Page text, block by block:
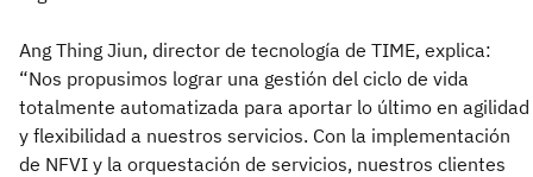
Ang Thing Jiun, director de tecnología de TIME, explica:
“Nos propusimos lograr una gestión del ciclo de vida
totalmente automatizada para aportar lo último en agilidad
y flexibilidad a nuestros servicios. Con la implementación
de NFVI y la orquestación de servicios, nuestros clientes